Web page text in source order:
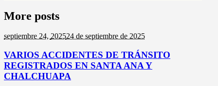
More posts
septiembre 24, 202524 de septiembre de 2025
VARIOS ACCIDENTES DE TRÁNSITO
REGISTRADOS EN SANTA ANA Y
CHALCHUAPA